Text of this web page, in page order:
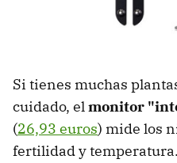
Si tienes muchas
cuidado, elmonitor
(26,93 euros) mide los
fertilidad y